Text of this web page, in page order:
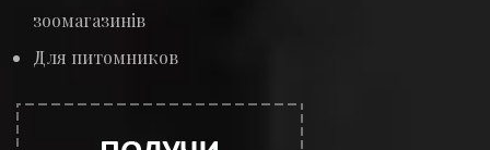
зоомагазинів
Для питомников